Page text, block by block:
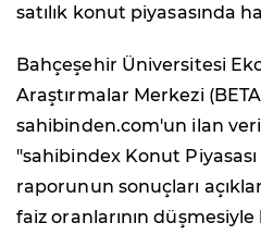
satılık konut piyasasında
Bahçeşehir Üniversitesi
Araştırmalar Merkezi
sahibinden.com'un ilan
"sahibindex Konut
raporunun sonuçları
faiz oranlarının